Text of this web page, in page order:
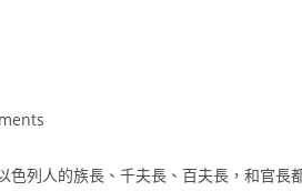
列人的族長、千夫長、百夫長，和官